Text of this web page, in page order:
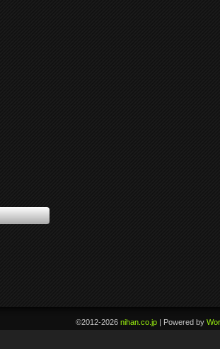
©2012-2026nihan.co.jp | Powered by